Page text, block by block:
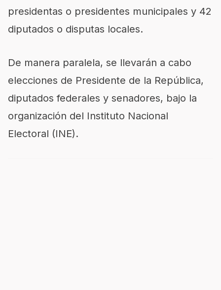
presidentas o presidentes municipales y 42
diputados o disputas locales.
De manera paralela, se llevarán a cabo
elecciones de Presidente de la República,
diputados federales y senadores, bajo la
organización del Instituto Nacional
Electoral (INE).